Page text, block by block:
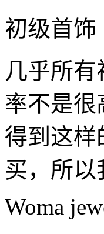
初级首饰
几乎所
率不是
得到这样
买，所以
Woma